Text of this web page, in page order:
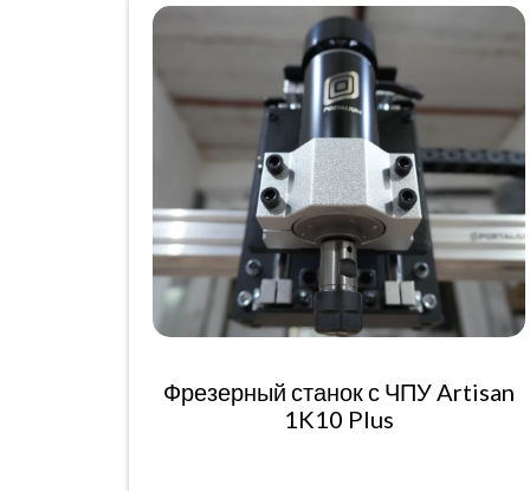
Фрезерный станок с ЧПУ Artisan
1K10 Plus